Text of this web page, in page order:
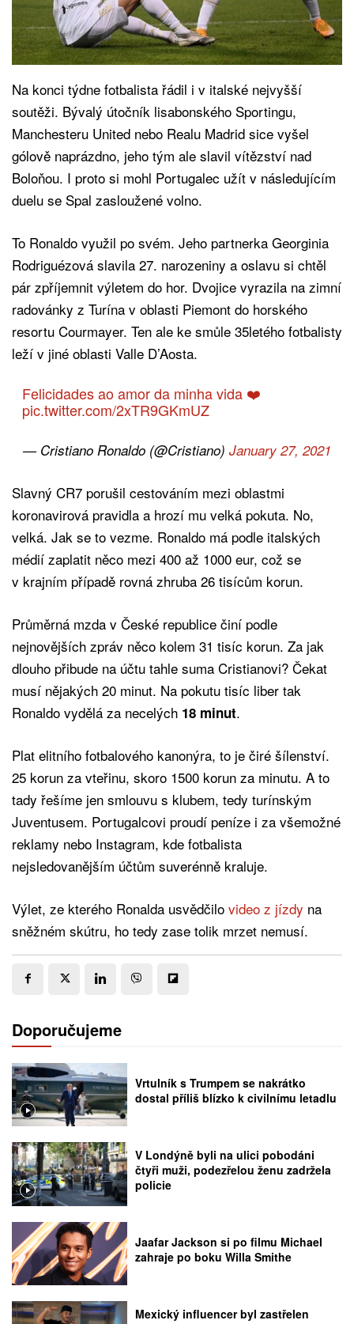
Na konci týdne fotbalista řádil i v italské nejvyšší
soutěži. Bývalý útočník lisabonského Sportingu,
Manchesteru United nebo Realu Madrid sice vyšel
gólově naprázdno, jeho tým ale slavil vítězství nad
Boloňou. I proto si mohl Portugalec užít v následujícím
duelu se Spal zasloužené volno.
To Ronaldo využil po svém. Jeho partnerka Georginia
Rodriguézová slavila 27. narozeniny a oslavu si chtěl
pár zpříjemnit výletem do hor. Dvojice vyrazila na zimní
radovánky z Turína v oblasti Piemont do horského
resortu Courmayer. Ten ale ke smůle 35letého fotbalisty
leží v jiné oblasti Valle D’Aosta.
Felicidades ao amor da minha vida ❤️
pic.twitter.com/2xTR9GKmUZ
— Cristiano Ronaldo (@Cristiano) January 27, 2021
Slavný CR7 porušil cestováním mezi oblastmi
koronavirová pravidla a hrozí mu velká pokuta. No,
velká. Jak se to vezme. Ronaldo má podle italských
médií zaplatit něco mezi 400 až 1000 eur, což se
v krajním případě rovná zhruba 26 tisícům korun.
Průměrná mzda v České republice činí podle
nejnovějších zpráv něco kolem 31 tisíc korun. Za jak
dlouho přibude na účtu tahle suma Cristianovi? Čekat
musí nějakých 20 minut. Na pokutu tisíc liber tak
Ronaldo vydělá za necelých 18 minut.
Plat elitního fotbalového kanonýra, to je čiré šílenství.
25 korun za vteřinu, skoro 1500 korun za minutu. A to
tady řešíme jen smlouvu s klubem, tedy turínským
Juventusem. Portugalcovi proudí peníze i za všemožné
reklamy nebo Instagram, kde fotbalista
nejsledovanějším účtům suverénně kraluje.
Výlet, ze kterého Ronalda usvědčilo video z jízdy na
sněžném skútru, ho tedy zase tolik mrzet nemusí.
Doporučujeme
Vrtulník s Trumpem se nakrátko
dostal příliš blízko k civilnímu letadlu
V Londýně byli na ulici pobodáni
čtyři muži, podezřelou ženu zadržela
policie
Jaafar Jackson si po filmu Michael
zahraje po boku Willa Smithe
Mexický influencer byl zastřelen